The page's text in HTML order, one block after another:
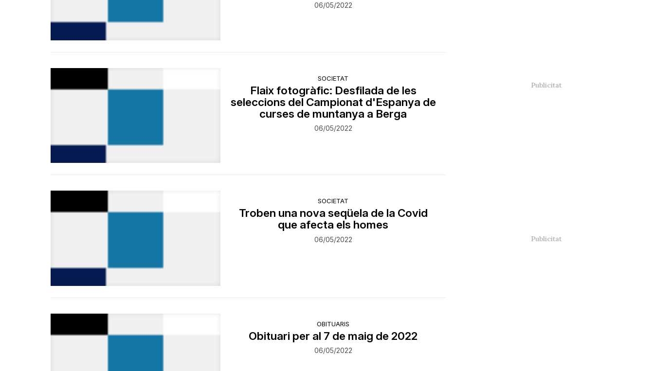
06/05/2022
SOCIETAT
Flaix fotogràfic: Desfilada de les
seleccions del Campionat d'Espanya de
curses de muntanya a Berga
06/05/2022
SOCIETAT
Troben una nova seqüela de la Covid
que afecta els homes
06/05/2022
OBITUARIS
Obituari per al 7 de maig de 2022
06/05/2022